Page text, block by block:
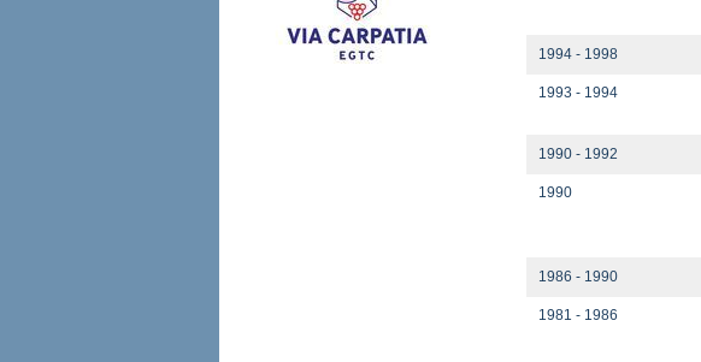
1994 - 1998
1993 - 1994
1990 - 1992
1990
1986 - 1990
1981 - 1986